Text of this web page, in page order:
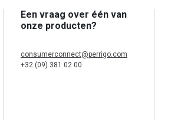
Een vraag over één van
onze producten?
consumerconnect@perrigo.com
+32 (09) 381 02 00